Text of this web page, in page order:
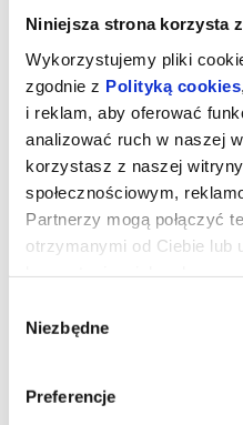
Niniejsza strona korzysta
Wykorzystujemy pliki
zgodnie z Polityką cookies
i reklam, aby oferować
analizować ruch w naszej
korzystasz z naszej
społecznościowym,
Partnerzy mogą połączyć
otrzymanymi od Ciebie lub
zgody
Niezbędne
Preferencje
Straszny film
Dwadzieścia sześć lat po tym,
podejrzanie znajomym
Bracia Wayans (Marlon i
ponownie łączą siły w filmie